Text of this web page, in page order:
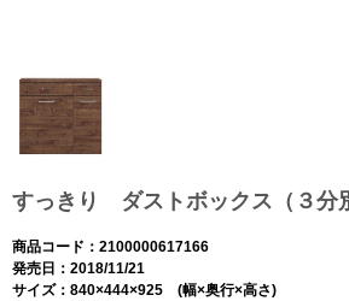
すっきり ダストボックス（３
商品コード：2100000617166
発売日：2018/11/21
サイズ：840×444×925 (幅×奥行×高さ)